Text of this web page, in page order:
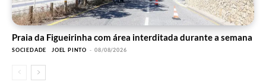
Praia da Figueirinha com área interditada durante a semana
SOCIEDADE JOEL PINTO - 08/08/2026